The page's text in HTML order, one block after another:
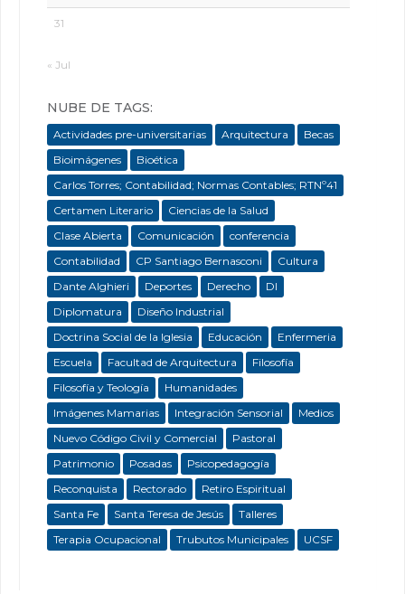
31
« Jul
NUBE DE TAGS:
Actividades pre-universitarias Arquitectura
Becas
Bioimágenes
Bioética
Carlos Torres; Contabilidad; Normas Contables; RTNº41
Certamen Literario
Ciencias de la Salud
Clase Abierta
Comunicación
conferencia
Contabilidad
CP Santiago Bernasconi
Cultura
Dante Alghieri
Deportes Derecho
DI
Diplomatura
Diseño Industrial
Doctrina Social de la Iglesia
Educación
Enfermeria
Escuela
Facultad de Arquitectura
Filosofía
Filosofía y Teología
Humanidades
Imágenes Mamarias
Integración Sensorial
Medios
Nuevo Código Civil y Comercial
Pastoral
Patrimonio
Posadas
Psicopedagogía
Reconquista
Rectorado
Retiro Espiritual
Santa Fe
Santa Teresa de Jesús
Talleres
Terapia Ocupacional
Trubutos Municipales UCSF